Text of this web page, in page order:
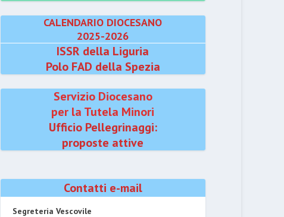
CALENDARIO DIOCESANO
2025-2026
ISSR della Liguria
Polo FAD della Spezia
Servizio Diocesano
per la Tutela Minori
Ufficio Pellegrinaggi:
proposte attive
Contatti e-mail
Segreteria Vescovile